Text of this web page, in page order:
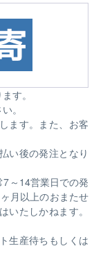
す。
。
ます。また、お客
い後の発注となり
～14営業日での発
月以上のおまたせ
いたしかねます。
生産待ちもしくは